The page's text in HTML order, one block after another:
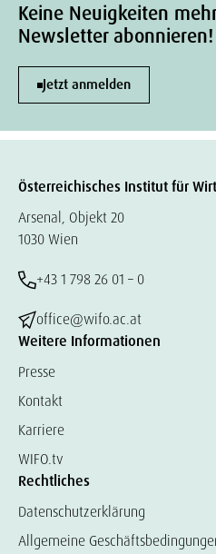
Keine Neuigkeiten
Newsletter abonnieren!
Jetzt anmelden
Österreichisches Institut für
Arsenal, Objekt 20
1030 Wien
+43 1 798 26 01 – 0
office@wifo.ac.at
Weitere Informationen
Presse
Kontakt
Karriere
WIFO.tv
Rechtliches
Datenschutzerklärung
Allgemeine